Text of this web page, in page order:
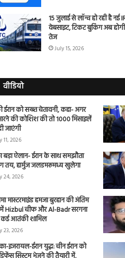
15 जुलाई से लॉन्च हो रही है नई
वेबसाइट, टिकट बुकिंग अब
तेज
July 15, 2026
वीडियो
ईरान को सख्त चेतावनी, कहा- अगर
की कोशिश की तो 1000 मिसाइलें
जाएंगी
11, 2026
बड़ा ऐलान- ईरान के साथ समझौता
तय, हार्मुज जलडमरूमध्य खुलेगा
24, 2026
मास्टरमाइंड हमजा बुरहान की अंतिम
में Hizbul चीफ और Al-Badr सरगना
आतंकी शामिल
23, 2026
इजरायल-ईरान युद्ध: चीन ईरान को